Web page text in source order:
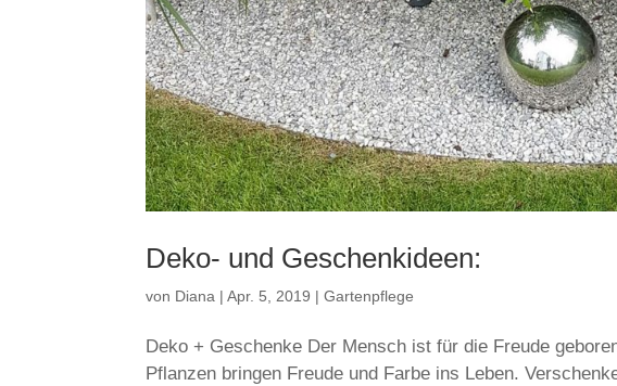
Deko- und Geschenkideen:
von Diana |Apr. 5, 2019 |Gartenpflege
Deko + Geschenke Der Mensch ist für die Freude
Pflanzen bringen Freude und Farbe ins Leben.